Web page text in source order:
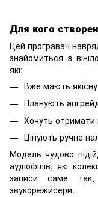
Для кого
Цей програвач
знайомиться з
які:
Вже мають
Планують
Хочуть отримати
Цінують ручне
Модель чудово
аудіофілів, які
записи саме
звукорежисери.